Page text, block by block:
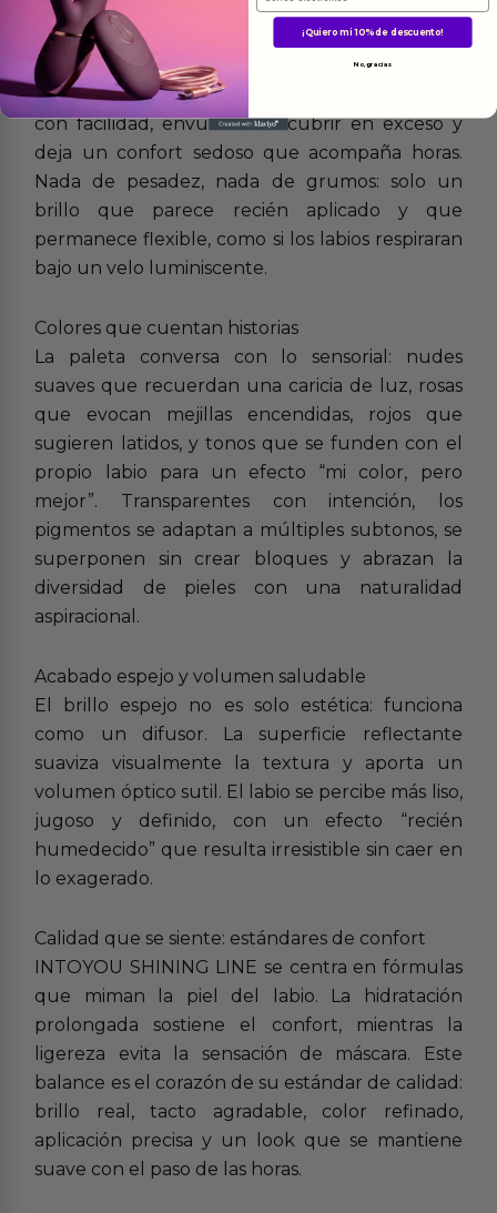
dimensión sin saturar.
Texturas que acarician
La textura es la gran protagonista. Se desliza
con facilidad, envuelve sin cubrir en exceso y
deja un confort sedoso que acompaña horas.
Nada de pesadez, nada de grumos: solo un
brillo que parece recién aplicado y que
permanece flexible, como si los labios respiraran
bajo un velo luminiscente.
Colores que cuentan historias
La paleta conversa con lo sensorial: nudes
suaves que recuerdan una caricia de luz, rosas
que evocan mejillas encendidas, rojos que
sugieren latidos, y tonos que se funden con el
propio labio para un efecto “mi color, pero
mejor”. Transparentes con intención, los
pigmentos se adaptan a múltiples subtonos, se
superponen sin crear bloques y abrazan la
diversidad de pieles con una naturalidad
aspiracional.
Acabado espejo y volumen saludable
El brillo espejo no es solo estética: funciona
como un difusor. La superficie reflectante
suaviza visualmente la textura y aporta un
volumen óptico sutil. El labio se percibe más liso,
jugoso y definido, con un efecto “recién
humedecido” que resulta irresistible sin caer en
lo exagerado.
Calidad que se siente: estándares de confort
INTOYOU SHINING LINE se centra en fórmulas
que miman la piel del labio. La hidratación
prolongada sostiene el confort, mientras la
ligereza evita la sensación de máscara. Este
balance es el corazón de su estándar de calidad:
brillo real, tacto agradable, color refinado,
aplicación precisa y un look que se mantiene
suave con el paso de las horas.
¡Quiero mi 10% de descuento!
No, gracias